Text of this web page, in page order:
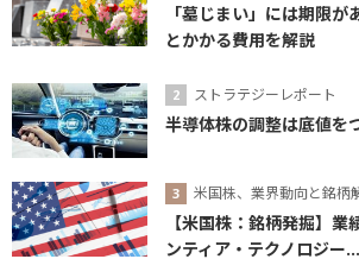
「墓じまい」には期限
とかかる費用を解説
ストラテジーレポート
半導体株の調整は底値を
米国株、業界動向と銘柄
【米国株：銘柄発掘】
ンティア・テクノロジー...